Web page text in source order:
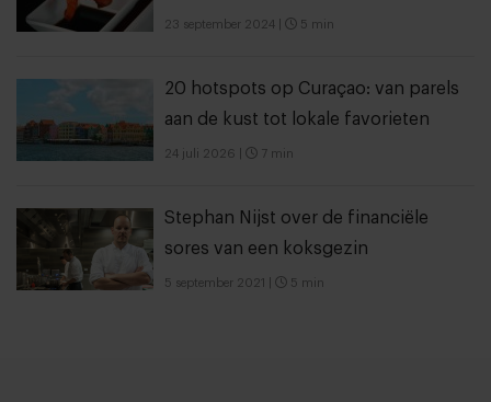
23 september 2024 5 min
20 hotspots op Curaçao: van parels
aan de kust tot lokale favorieten
24 juli 2026 7 min
Stephan Nijst over de financiële
sores van een koksgezin
5 september 2021 5 min